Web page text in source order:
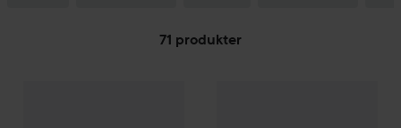
71 produkter